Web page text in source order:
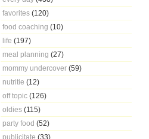
favorites (120)
food coaching (10)
life (197)
meal planning (27)
mommy undercover (59)
nutritie (12)
off topic (126)
oldies (115)
party food (52)
publicitate (33)